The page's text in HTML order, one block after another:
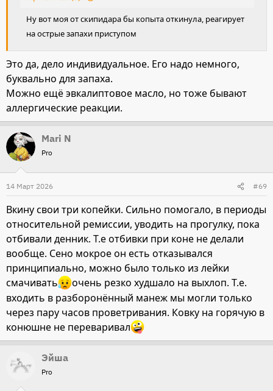
Ну вот моя от скипидара бы копыта откинула, реагирует
на острые запахи приступом
Это да, дело индивидуальное. Его надо немного,
буквально для запаха.
Можно ещё эвкалиптовое масло, но тоже бывают
аллергические реакции.
Mari N
Pro
14 Март 2026 #69
Вкину свои три копейки. Сильно помогало, в периоды
относительной ремиссии, уводить на прогулку, пока
отбивали денник. Т.е отбивки при коне не делали
вообще. Сено мокрое он есть отказывался
принципиально, можно было только из лейки
смачивать
очень резко худшало на выхлоп. Т.е.
входить в разборонённый манеж мы могли только
через пару часов проветривания. Ковку на горячую в
конюшне не переваривал
Эйша
Pro